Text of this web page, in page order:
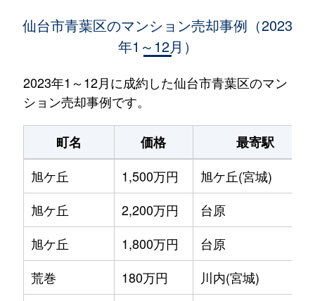
仙台市青葉区のマンション売却事例（2023
年1～12月）
2023年1～12月に成約した仙台市青葉区のマン
ション売却事例です。
町名 価格
最寄駅
旭ケ丘
1,500万円
旭ケ丘(宮城)
旭ケ丘
2,200万円
台原
旭ケ丘
1,800万円
台原
荒巻
180万円
川内(宮城)